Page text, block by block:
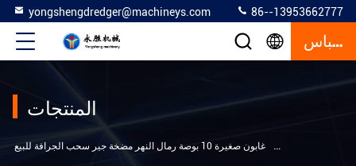
yongshengdredger@machineys.com 86--13953662777
إقتباس
المنتجات
> غابون صغيرة 10 بوصة رمال النهر مضخة جير سحب الجرافة للبيع